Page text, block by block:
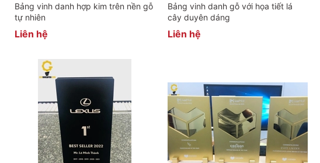
Bảng vinh danh hợp kim trên nền gỗ
tự nhiên
Liên hệ
Bảng vinh danh gỗ với họa tiết lá
cây duyên dáng
Liên hệ